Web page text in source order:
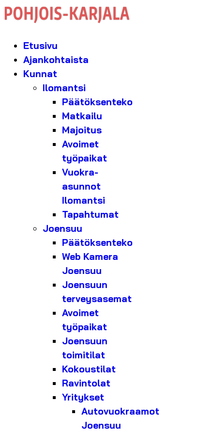
Etusivu
Ajankohtaista
Kunnat
Ilomantsi
Päätöksenteko
Matkailu
Majoitus
Avoimet
työpaikat
Vuokra-
asunnot
Ilomantsi
Tapahtumat
Joensuu
Päätöksenteko
Web Kamera
Joensuu
Joensuun
terveysasemat
Avoimet
työpaikat
Joensuun
toimitilat
Kokoustilat
Ravintolat
Yritykset
Autovuokraamot
Joensuu